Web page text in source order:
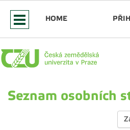
HOME
Seznam osobních